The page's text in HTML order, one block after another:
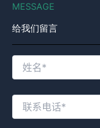
MESSAGE
给我们留言